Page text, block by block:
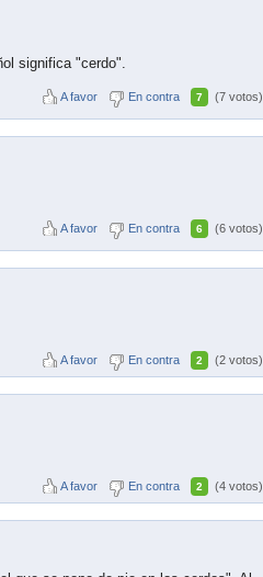
significa "cerdo".
A favor En contra 7 (7 votos)
A favor En contra 6 (6 votos)
A favor En contra 2 (2 votos)
A favor En contra 2 (4 votos)